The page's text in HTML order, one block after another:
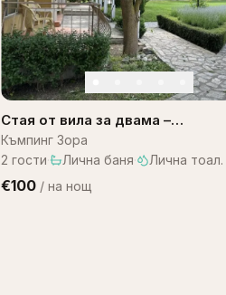
Стая от вила за двама –
къмпинг Зора
Къмпинг Зора
2 гости· Лична баня· Лична тоал.
€100 / на нощ